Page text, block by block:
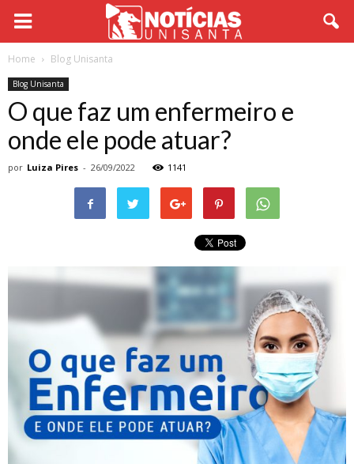
Home Blog Unisanta
Blog Unisanta
O que faz um enfermeiro e
onde ele pode atuar?
por Luiza Pires - 26/09/2022 1141